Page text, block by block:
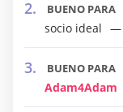
BUENO PARA
socio ideal
BUENO PARA
Adam4Adam